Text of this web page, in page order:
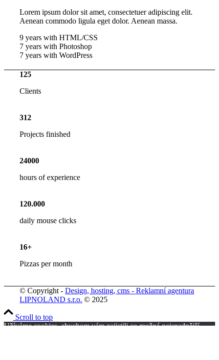
Lorem ipsum dolor sit amet, consectetuer adipiscing elit.
Aenean commodo ligula eget dolor. Aenean massa.
9 years with HTML/CSS
7 years with Photoshop
7 years with WordPress
125
Clients
312
Projects finished
24000
hours of experience
120.000
daily mouse clicks
16+
Pizzas per month
© Copyright -Design, hosting, cms -Reklamní agentura
LIPNOLAND s.r.o. © 2025
Scroll to top
Užíváme cookies, abychom vám zajistili co možná nejsnadnější